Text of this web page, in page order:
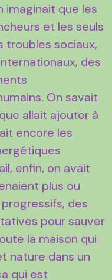
imaginait que les
et les seuls
troubles sociaux,
des
On savait
allait ajouter à
encore les
enfin, on avait
plus ou
des
pour sauver
la maison qui
nature dans un
qui est